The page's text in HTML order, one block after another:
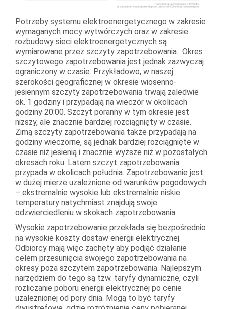
Potrzeby systemu elektroenergetycznego w zakresie
wymaganych mocy wytwórczych oraz w zakresie
rozbudowy sieci elektroenergetycznych są
wymiarowane przez szczyty zapotrzebowania. Okres
szczytowego zapotrzebowania jest jednak zazwyczaj
ograniczony w czasie. Przykładowo, w naszej
szerokości geograficznej w okresie wiosenno-
jesiennym szczyty zapotrzebowania trwają zaledwie
ok. 1 godziny i przypadają na wieczór w okolicach
godziny 20:00. Szczyt poranny w tym okresie jest
niższy, ale znacznie bardziej rozciągnięty w czasie.
Zimą szczyty zapotrzebowania także przypadają na
godziny wieczorne, są jednak bardziej rozciągnięte w
czasie niż jesienią i znacznie wyższe niż w pozostałych
okresach roku. Latem szczyt zapotrzebowania
przypada w okolicach południa. Zapotrzebowanie jest
w dużej mierze uzależnione od warunków pogodowych
– ekstremalnie wysokie lub ekstremalnie niskie
temperatury natychmiast znajdują swoje
odzwierciedleniu w skokach zapotrzebowania.
Wysokie zapotrzebowanie przekłada się bezpośrednio
na wysokie koszty dostaw energii elektrycznej.
Odbiorcy mają więc zachęty aby podjąć działanie
celem przesunięcia swojego zapotrzebowania na
okresy poza szczytem zapotrzebowania. Najlepszym
narzędziem do tego są tzw. taryfy dynamiczne, czyli
rozliczanie poboru energii elektrycznej po cenie
uzależnionej od pory dnia. Mogą to być taryfy